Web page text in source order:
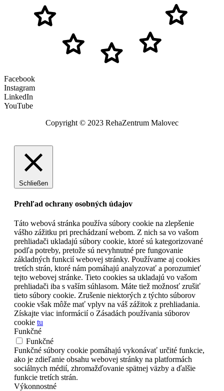
Facebook
Instagram
LinkedIn
YouTube
Copyright © 2023 RehaZentrum Malovec
Schließen
Prehľad ochrany osobných údajov
Táto webová stránka používa súbory cookie na zlepšenie
vášho zážitku pri prechádzaní webom. Z nich sa vo vašom
prehliadači ukladajú súbory cookie, ktoré sú kategorizované
podľa potreby, pretože sú nevyhnutné pre fungovanie
základných funkcií webovej stránky. Používame aj cookies
tretích strán, ktoré nám pomáhajú analyzovať a porozumieť
tejto webovej stránke. Tieto cookies sa ukladajú vo vašom
prehliadači iba s vaším súhlasom. Máte tiež možnosť zrušiť
tieto súbory cookie. Zrušenie niektorých z týchto súborov
cookie však môže mať vplyv na váš zážitok z prehliadania.
Získajte viac informácií o Zásadách používania súborov
cookie tu
Funkčné
Funkčné
Funkčné súbory cookie pomáhajú vykonávať určité funkcie,
ako je zdieľanie obsahu webovej stránky na platformách
sociálnych médií, zhromažďovanie spätnej väzby a ďalšie
funkcie tretích strán.
Výkonnostné